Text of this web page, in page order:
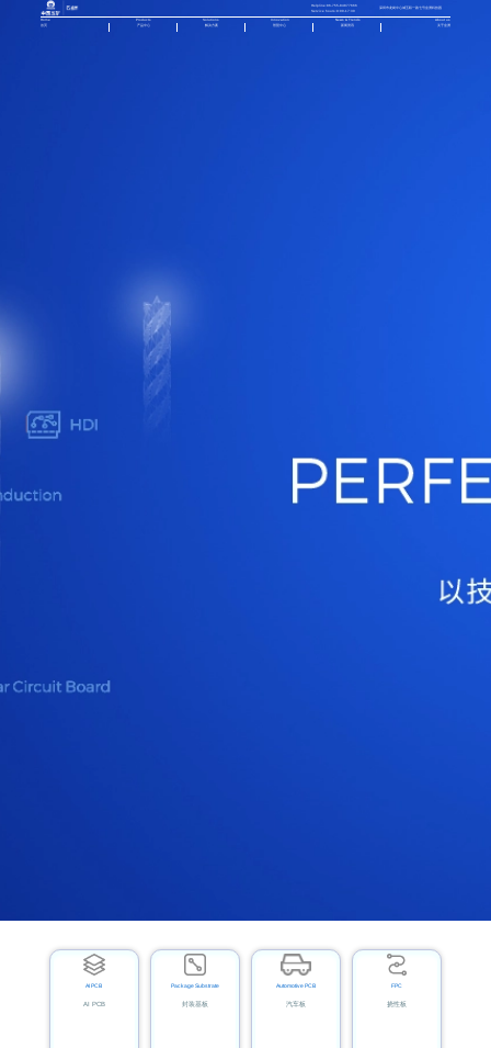
Helpline:86-755-84877666
Service hours:9:00-17:30
深圳市龙岗中心城五联一路七号金洲科技园
Home
首页
Products
产品中心
Solutions
解决方案
Innovation
智慧中心
News & Trends
新闻资讯
About us
关于金洲
AI PCB
AI PCB
Package Substrate
封装基板
Automotive PCB
汽车板
FPC
挠性板